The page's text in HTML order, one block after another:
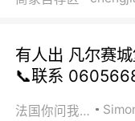
有人出 凡尔赛
📞联系
法国你问我答